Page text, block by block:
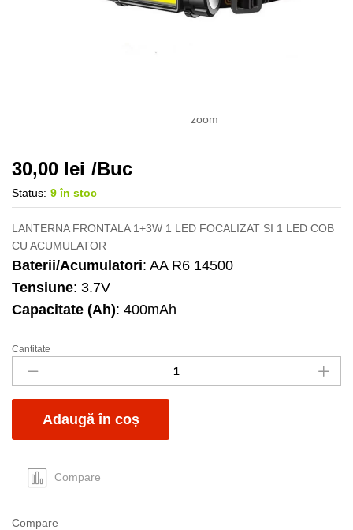
zoom
30,00 lei /Buc
Status: 9 în stoc
LANTERNA FRONTALA 1+3W 1 LED FOCALIZAT SI 1 LED COB
CU ACUMULATOR
Baterii/Acumulatori: AA R6 14500
Tensiune: 3.7V
Capacitate (Ah): 400mAh
Lanterna
cap
2LED
cu
acumulator
quantity
Cantitate
Adaugă în coș
Compare
Compare